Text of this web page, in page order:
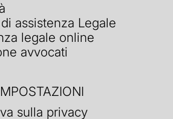
assistenza Legale
legale online
avvocati
sulla privacy